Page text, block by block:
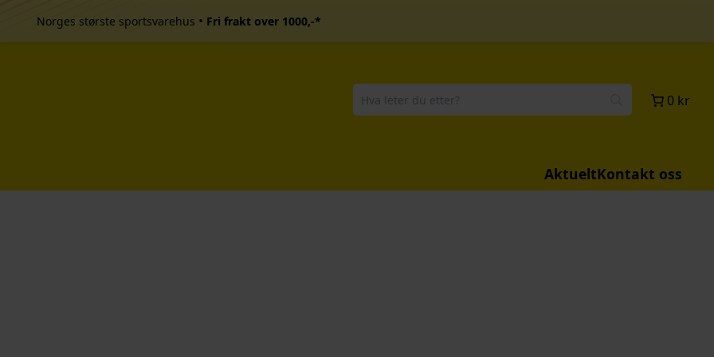
Norges største sportsvarehus • Fri frakt over 1000,-*
0 kr
AktueltKontakt oss